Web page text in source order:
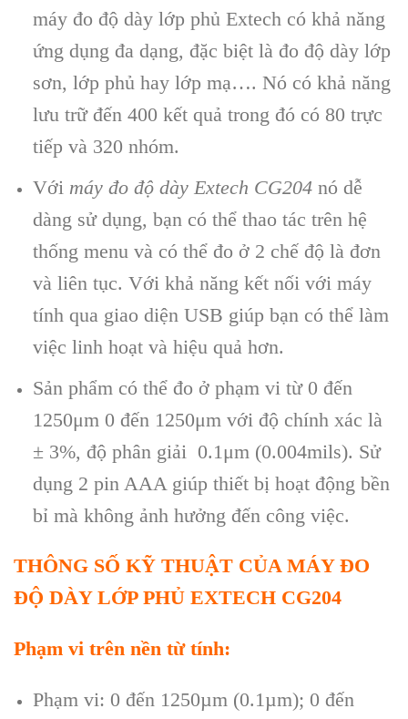
máy đo độ dày lớp phủ Extech có khả năng
ứng dụng đa dạng, đặc biệt là đo độ dày lớp
sơn, lớp phủ hay lớp mạ…. Nó có khả năng
lưu trữ đến 400 kết quả trong đó có 80 trực
tiếp và 320 nhóm.
Với máy đo độ dày Extech CG204nó dễ
dàng sử dụng, bạn có thể thao tác trên hệ
thống menu và có thể đo ở 2 chế độ là đơn
và liên tục. Với khả năng kết nối với máy
tính qua giao diện USB giúp bạn có thể làm
việc linh hoạt và hiệu quả hơn.
Sản phẩm có thể đo ở phạm vi từ 0 đến
1250μm 0 đến 1250μm với độ chính xác là
± 3%, độ phân giải 0.1 μm (0.004mils). Sử
dụng 2 pin AAA giúp thiết bị hoạt động bền
bỉ mà không ảnh hưởng đến công việc.
THÔNG SỐ KỸ THUẬT CỦA MÁY ĐO
ĐỘ DÀY LỚP PHỦ EXTECH CG204
Phạm vi trên nền từ tính:
Phạm vi: 0 đến 1250µm (0.1µm); 0 đến